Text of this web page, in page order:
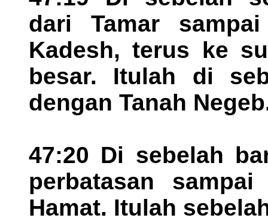
dari Tamar
Kadesh, terus ke
besar. Itulah di
dengan Tanah
47:20 Di sebelah
perbatasan
Hamat. Itulah